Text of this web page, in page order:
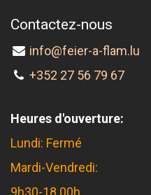
Contactez-nous
info@feier-a-flam.lu
+352 27 56 79 67
Heures d'ouverture:
Lundi: Fermé
Mardi-Vendredi:
9h30-18.00h